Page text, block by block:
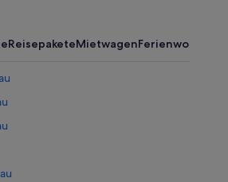
ReisepaketeMietwagen